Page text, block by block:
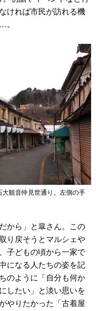
ければ市民が訪れる機
。
観音仲見世通り。左側の手
から」と皐さん。この
り戻そうとマルシェや
子どもの頃から一家で
になる人たちの姿を記
のように「自分も何か
したい」と淡い思いを
やりたかった「古着屋